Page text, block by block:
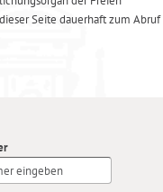
Seite dauerhaft zum Abruf